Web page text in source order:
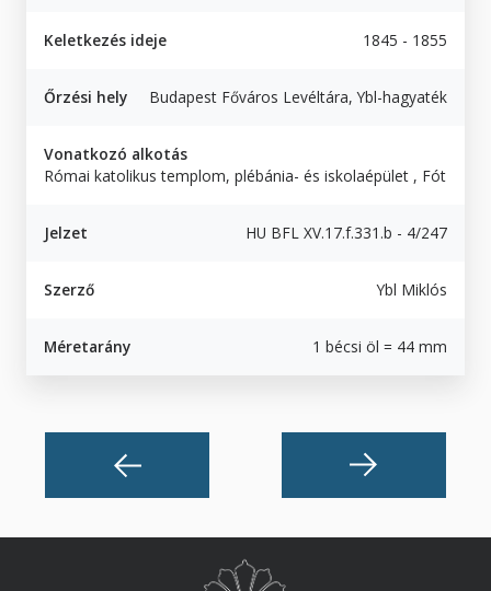
Keletkezés ideje 1845 - 1855
Őrzési hely Budapest Főváros Levéltára, Ybl-hagyaték
Vonatkozó alkotás
Római katolikus templom, plébánia- és iskolaépület , Fót
Jelzet HU BFL XV.17.f.331.b - 4/247
Szerző Ybl Miklós
Méretarány 1 bécsi öl = 44 mm